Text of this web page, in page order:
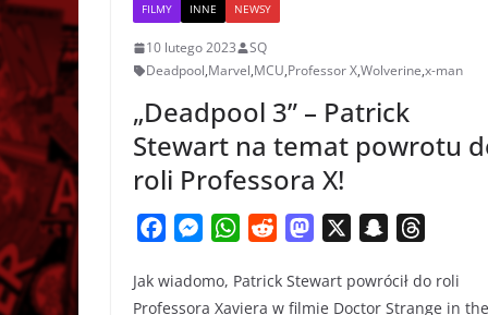
FILMY INNE NEWSY
10 lutego 2023
SQ
Deadpool,Marvel,MCU,Professor X,Wolverine,x-man
„Deadpool 3” – Patrick
Stewart na temat powrotu
roli Professora X!
c
M
s
W
a
d
M
s
a
r
Jak wiadomo, Patrick Stewart powrócił do roli
Professora Xaviera w filmie Doctor Strange in the